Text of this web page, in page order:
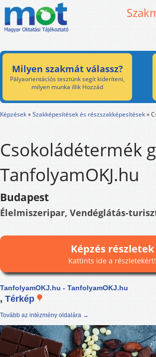
Milyen szakmát válassz?
Pályaorientációs tesztünk segít kideríteni,
milyen munka illik Hozzád
Képzések»Szakképesítések és részszakképesítések»
Csokoládétermék
TanfolyamOKJ.hu
Budapest
Élelmiszeripar, Vendéglátás-
Képzés részletek
Kattints ide a részletekért!
TanfolyamOKJ.hu - TanfolyamOKJ.hu
, Térkép
Tovább az intézmény oldalára →